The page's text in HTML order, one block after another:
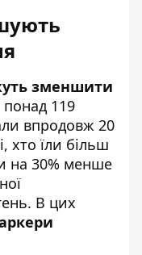
зменшити
понад 119
впродовж 20
хто їли більш
на 30% менше
В цих